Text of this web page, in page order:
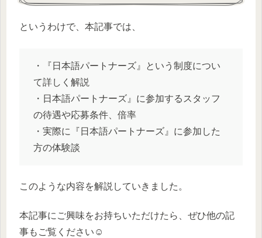
というわけで、本記事では、
・『日本語パートナーズ』という制度につい
て詳しく解説
・日本語パートナーズ』に参加するスタッフ
の待遇や応募条件、倍率
・実際に『日本語パートナーズ』に参加した
方の体験談
このような内容を解説していきました。
本記事にご興味をお持ちいただけたら、ぜひ他の記
事もご覧ください☺️